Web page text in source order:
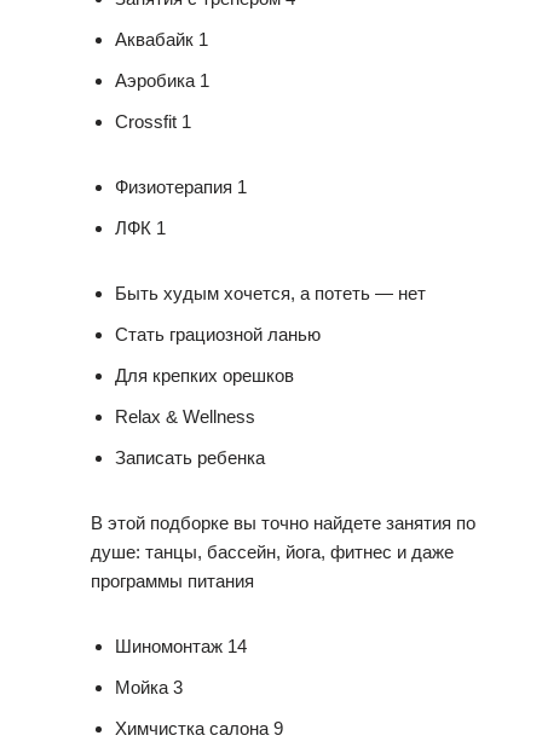
Аквабайк 1
Аэробика 1
Crossfit 1
Физиотерапия 1
ЛФК 1
Быть худым хочется, а потеть — нет
Стать грациозной ланью
Для крепких орешков
Relax & Wellness
Записать ребенка
В этой подборке вы точно найдете занятия по
душе: танцы, бассейн, йога, фитнес и даже
программы питания
Шиномонтаж 14
Мойка 3
Химчистка салона 9